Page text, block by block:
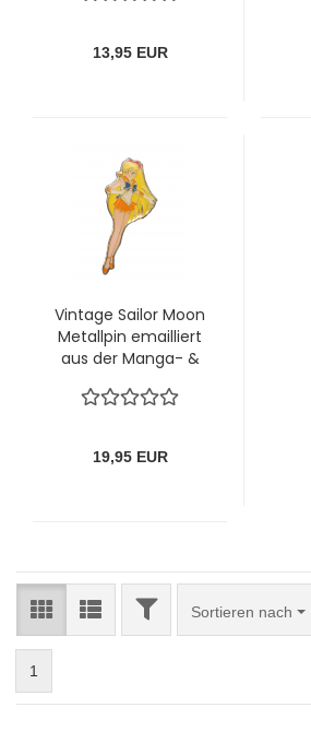
13,95 EUR
Vintage Sailor Moon
Metallpin emailliert
aus der Manga- &
Moon"
19,95 EUR
FILTERSortieren nach
Sortieren nach
1